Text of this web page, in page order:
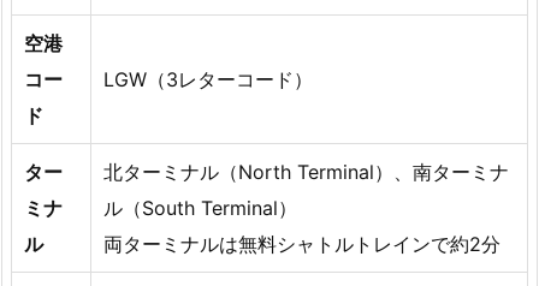
空港
コー
ド
LGW（3レターコード）
ター
ミナ
ル
北ターミナル（North Terminal）、南ターミナ
ル（South Terminal）
両ターミナルは無料シャトルトレインで約2分